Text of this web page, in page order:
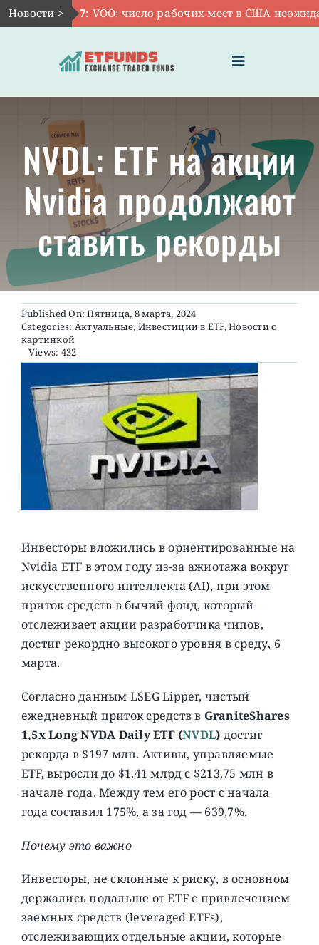
Skip
to
Новости >
Авг 7: VOO: число рабочих мест в США
Toggle
Navigation
ГЛАВНАЯ
ЧТО ТАКОЕ ETF
ИНВЕСТИЦИИ В ETF
ТЕМАТИЧЕСКИЕ ETF
АКТУАЛЬНЫЕ
О ПРОЕКТЕ
NVDL: ETF на акции
Nvidia продолжают
ставить рекорды
Published On: Пятница, 8 марта, 2024
Categories: Актуальные, Инвестиции в ETF,Новости с
картинкой
Views: 432
Инвесторы вложились в ориентированные на
Nvidia ETF в этом году из-за ажиотажа вокруг
искусственного интеллекта (AI), при этом
приток средств в бычий фонд, который
отслеживает акции разработчика чипов,
достиг рекордно высокого уровня в среду, 6
марта.
Согласно данным LSEG Lipper, чистый
ежедневный приток средств в GraniteShares
1,5x Long NVDA Daily ETF (NVDL) достиг
рекорда в $197 млн. Активы, управляемые
ETF, выросли до $1,41 млрд с $213,75 млн в
начале года. Между тем его рост с начала
года составил 175%, а за год — 639,7%.
Почему это важно
Инвесторы, не склонные к риску, в основном
держались подальше от ETF с привлечением
заемных средств (leveraged ETFs),
отслеживающих отдельные акции, которые